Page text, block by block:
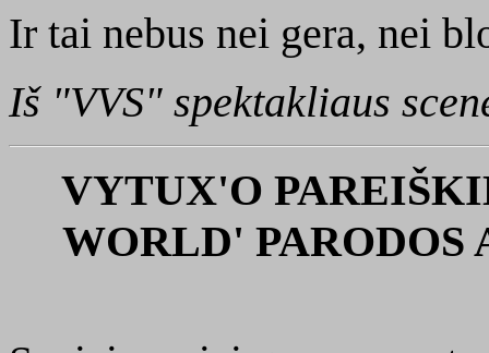
Ir tai nebus nei gera, nei
Iš "VVS" spektakliaus
VYTUX'O
WORLD' PARODOS